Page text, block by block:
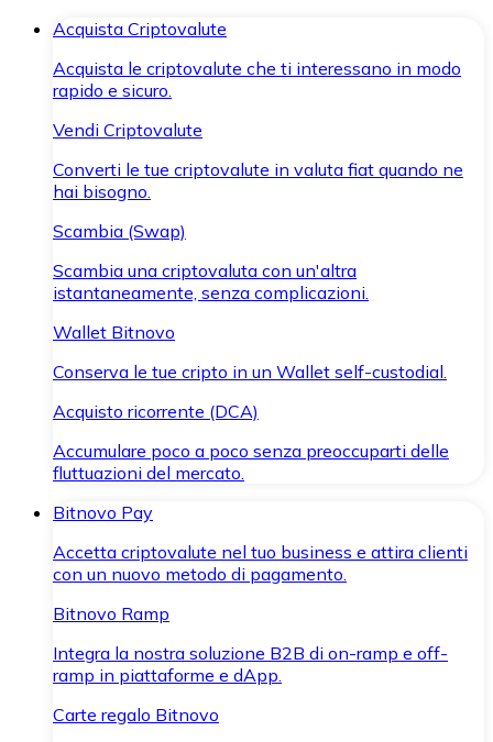
Acquista Criptovalute
Acquista le criptovalute che ti interessano in modo
rapido e sicuro.
Vendi Criptovalute
Converti le tue criptovalute in valuta fiat quando ne
hai bisogno.
Scambia (Swap)
Scambia una criptovaluta con un'altra
istantaneamente, senza complicazioni.
Wallet Bitnovo
Conserva le tue cripto in un Wallet self-custodial.
Acquisto ricorrente (DCA)
Accumulare poco a poco senza preoccuparti delle
fluttuazioni del mercato.
Bitnovo Pay
Accetta criptovalute nel tuo business e attira clienti
con un nuovo metodo di pagamento.
Bitnovo Ramp
Integra la nostra soluzione B2B di on-ramp e off-
ramp in piattaforme e dApp.
Carte regalo Bitnovo